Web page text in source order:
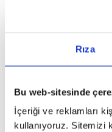
Rıza
Bu web-sitesinde
İçeriği ve reklamları
kullanıyoruz. Sitemizi
Dijital Dönüşüm
Blog
Canias Evrenini
Basında Biz